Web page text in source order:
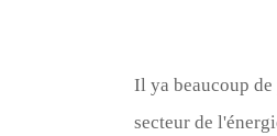
Il ya beaucoup
secteur de